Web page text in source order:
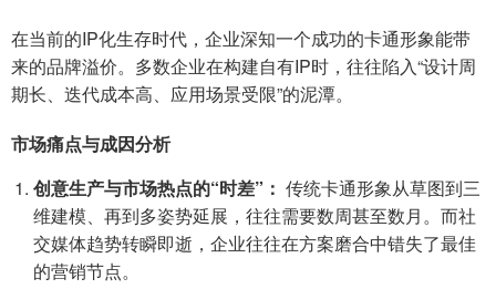
在当前的IP化生存时代，企业深知一个成功的卡通形象能带
来的品牌溢价。多数企业在构建自有IP时，往往陷入“设计周
期长、迭代成本高、应用场景受限”的泥潭。
市场痛点与成因分析
创意生产与市场热点的“时差”： 传统卡通形象从草图到三
维建模、再到多姿势延展，往往需要数周甚至数月。而社
交媒体趋势转瞬即逝，企业往往在方案磨合中错失了最佳
的营销节点。